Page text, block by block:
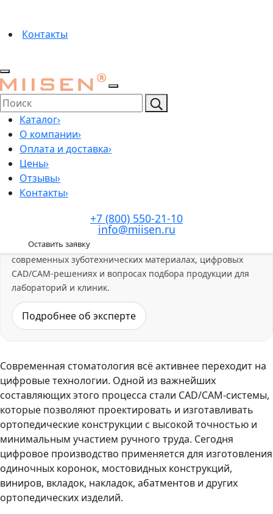
Контакты
Каталог›
О компании›
Оплата и доставка›
Цены›
Отзывы›
Контакты›
+7 (800) 550-21-10
info@miisen.ru
Оставить заявку
Материал подготовлен экспертом
Кардашов Саид
Зубной техник
Опыт:15 лет практики
Циркониевые блоки, CAD/CAM,
материалы для зуботехнических лабораторий
Практикующий зубной техник, специализирующийся на
современных зуботехнических материалах, цифровых
CAD/CAM-решениях и вопросах подбора продукции для
лабораторий и клиник.
Подробнее об эксперте
Современная стоматология всё активнее переходит на
цифровые технологии. Одной из важнейших
составляющих этого процесса стали CAD/CAM-системы,
которые позволяют проектировать и изготавливать
ортопедические конструкции с высокой точностью и
минимальным участием ручного труда. Сегодня
цифровое производство применяется для изготовления
одиночных коронок, мостовидных конструкций,
виниров, вкладок, накладок, абатментов и других
ортопедических изделий.